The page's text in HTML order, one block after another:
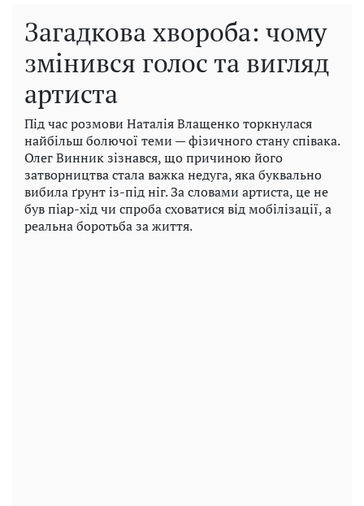
Загадкова хвороба: чому
змінився голос та вигляд
артиста
Під час розмови Наталія Влащенко торкнулася
найбільш болючої теми — фізичного стану співака.
Олег Винник зізнався, що причиною його
затворництва стала важка недуга, яка буквально
вибила ґрунт із-під ніг. За словами артиста, це не
був піар-хід чи спроба сховатися від мобілізації, а
реальна боротьба за життя.